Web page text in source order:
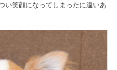
い笑顔になってしまったに違いあ